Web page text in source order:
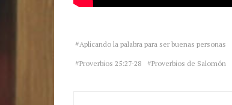
Aplicando la palabra para ser buenas personas
Proverbios 25:27-28 Proverbios de Salomón